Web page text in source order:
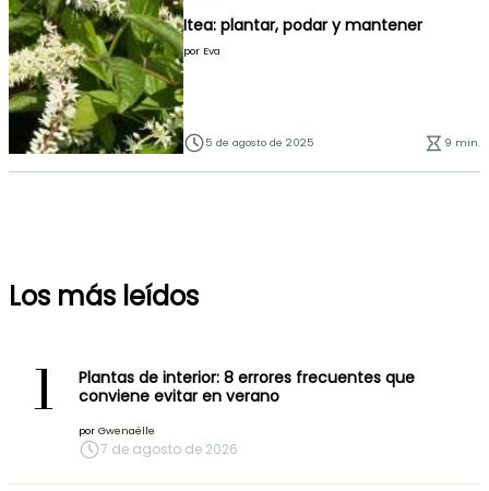
Itea: plantar, podar y mantener
por Eva
5 de agosto de 2025 9 min.
Los más leídos
1
Plantas de interior: 8 errores frecuentes que
conviene evitar en verano
por Gwenaëlle
7 de agosto de 2026